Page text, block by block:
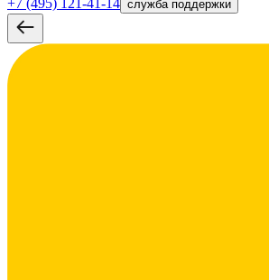
+7 (495) 121-41-14 служба поддержки